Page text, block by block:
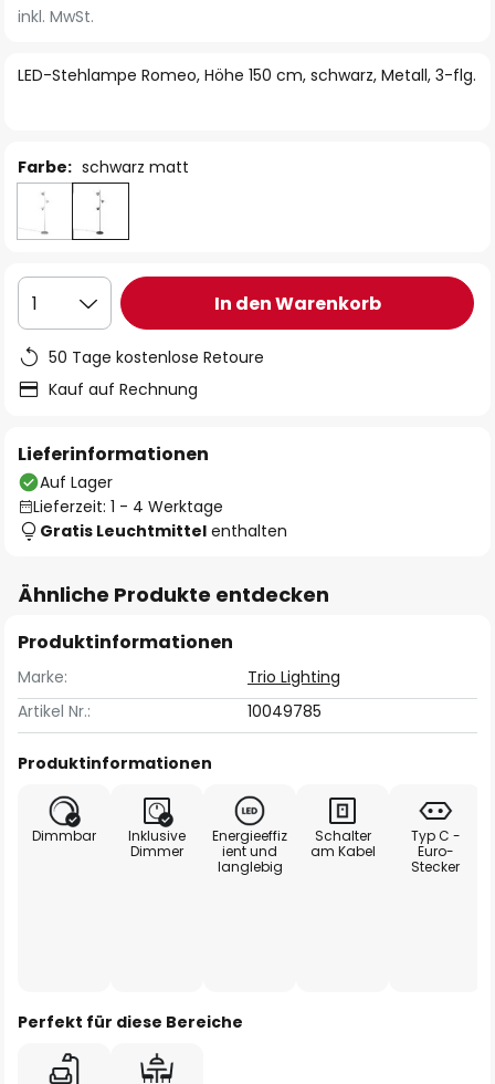
der
springen
LED-Stehlampe Romeo, Höhe 150 cm, schwarz, Metall, 3-flg.
inkl. MwSt.
Farbe: schwarz matt
1 In den Warenkorb
50 Tage kostenlose Retoure
Kauf auf Rechnung
Lieferinformationen
Auf Lager
Lieferzeit: 1 - 4 Werktage
Gratis Leuchtmittel enthalten
Ähnliche Produkte entdecken
Produktinformationen
Marke:
Trio Lighting
Artikel Nr.:
10049785
Produktinformationen
Dimmbar
Inklusive
Dimmer
Energieeffiz
ient und
langlebig
Schalter
am Kabel
Typ C -
Euro-
Stecker
Perfekt für diese Bereiche